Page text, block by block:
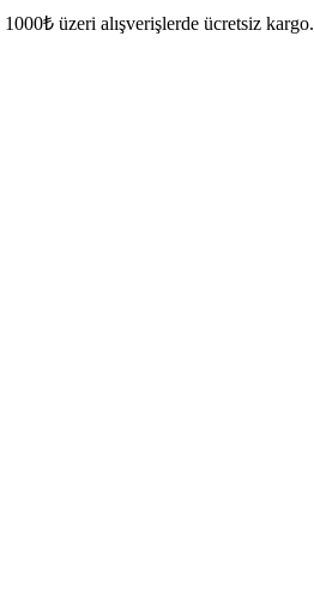
1000₺ üzeri alışverişlerde ücretsiz kargo.